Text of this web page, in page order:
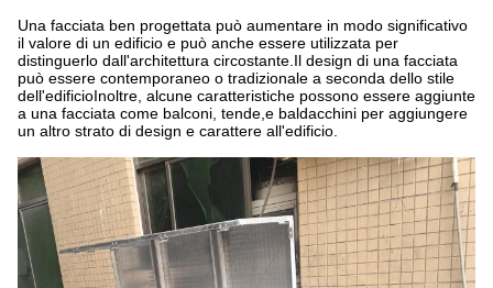
Una facciata ben progettata può aumentare in modo significativo
il valore di un edificio e può anche essere utilizzata per
distinguerlo dall'architettura circostante.Il design di una facciata
può essere contemporaneo o tradizionale a seconda dello stile
dell'edificioInoltre, alcune caratteristiche possono essere aggiunte
a una facciata come balconi, tende,e baldacchini per aggiungere
un altro strato di design e carattere all'edificio.